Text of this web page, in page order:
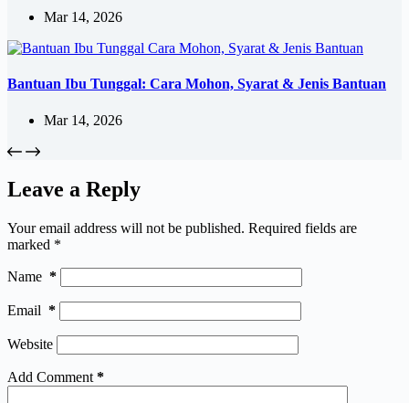
Mar 14, 2026
Bantuan Ibu Tunggal: Cara Mohon, Syarat & Jenis Bantuan
Mar 14, 2026
Leave a Reply
Your email address will not be published. Required fields are
marked *
Name *
Email *
Website
Add Comment *